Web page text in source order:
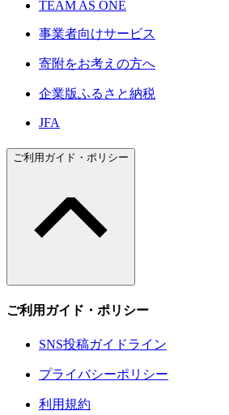
TEAM AS ONE
事業者向けサービス
寄附をお考えの方へ
企業版ふるさと納税
JFA
ご利用ガイド・ポリシー
ご利用ガイド・ポリシー
SNS投稿ガイドライン
プライバシーポリシー
利用規約